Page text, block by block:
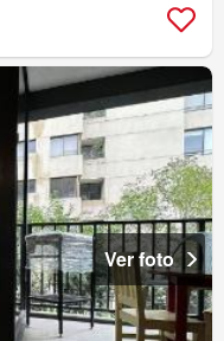
Ver foto